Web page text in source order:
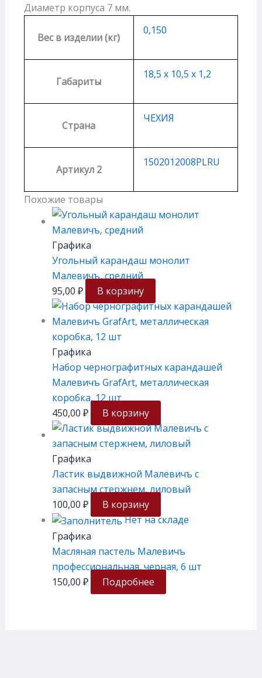
Диаметр корпуса 7 мм.
Вес в изделии (кг)
0,150
Габариты
18,5 х 10,5 х 1,2
Страна
ЧЕХИЯ
Артикул 2
1502012008PLRU
Похожие товары
Графика
Угольный карандаш монолит
Малевичъ, средний
95,00 ₽ В корзину
Графика
Набор чернографитных карандашей
Малевичъ GrafArt, металлическая
коробка, 12 шт
450,00 ₽ В корзину
Графика
Ластик выдвижной Малевичъ с
запасным стержнем, лиловый
100,00 ₽
В корзину
Нет на складе
Графика
Масляная пастель Малевичъ
профессиональная, черная, 6 шт
150,00 ₽ Подробнее